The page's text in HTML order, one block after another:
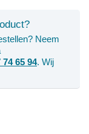
Neem
74 65 94. Wij